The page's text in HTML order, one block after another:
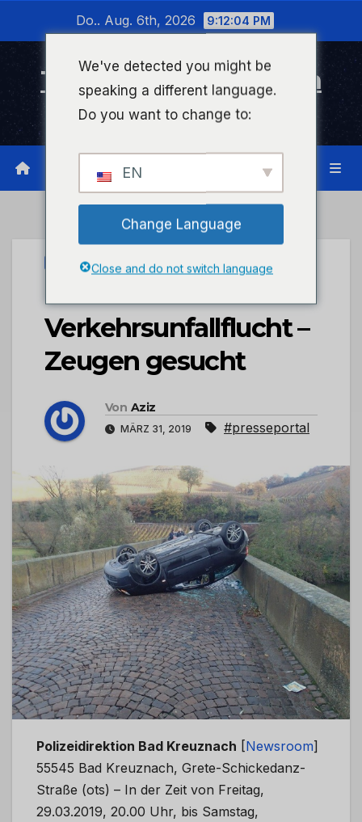
wechseln
Do.. Aug. 6th, 2026 9:12:04 PM
Timeline Bad Kreuznach
Infonetzwerk für Bad Kreuznach
PRESSEPORTAL
POL-PDKH:
Verkehrsunfallflucht –
Zeugen gesucht
Von Aziz
MÄRZ 31, 2019 #presseportal
Polizeidirektion Bad Kreuznach [Newsroom]
55545 Bad Kreuznach, Grete-Schickedanz-
Straße (ots) – In der Zeit von Freitag,
29.03.2019, 20.00 Uhr, bis Samstag,
We've detected you might be
speaking a different language.
Do you want to change to:
EN
Change Language
Close and do not switch language